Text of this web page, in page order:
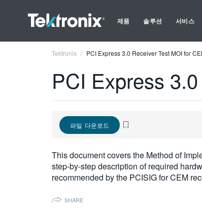
제품 솔루션 서비스
Tektronix PCI Express 3.0 Receiver Test MOI for
PCI Express
파일 다운로드
This document covers the Method of
step-by-step description of required
recommended by the PCISIG for CEM
SHARE